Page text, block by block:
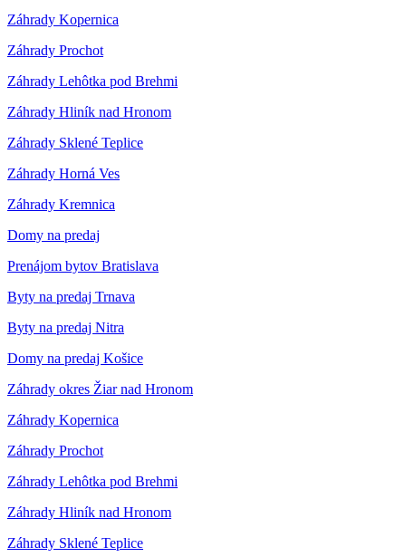
Záhrady Kopernica
Záhrady Prochot
Záhrady Lehôtka pod Brehmi
Záhrady Hliník nad Hronom
Záhrady Sklené Teplice
Záhrady Horná Ves
Záhrady Kremnica
Domy na predaj
Prenájom bytov Bratislava
Byty na predaj Trnava
Byty na predaj Nitra
Domy na predaj Košice
Záhrady okres Žiar nad Hronom
Záhrady Kopernica
Záhrady Prochot
Záhrady Lehôtka pod Brehmi
Záhrady Hliník nad Hronom
Záhrady Sklené Teplice